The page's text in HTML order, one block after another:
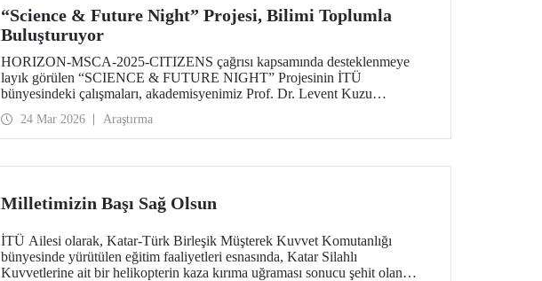
“Science & Future Night” Projesi, Bilimi Toplumla
Buluşturuyor
HORIZON-MSCA-2025-CITIZENS çağrısı kapsamında desteklenmeye
layık görülen “SCIENCE & FUTURE NIGHT” Projesinin İTÜ
bünyesindeki çalışmaları, akademisyenimiz Prof. Dr. Levent Kuzu
dijital dönüşüm gibi küresel öncelikli alanlarda üretilen bilimsel çıktıların
toplumun tüm katmanlarına ulaştırılmasını ve araştırma kültürünün şehir
24 Mar 2026 Araştırma
Milletimizin Başı Sağ Olsun
İTÜ Ailesi olarak, Katar-Türk Birleşik Müşterek Kuvvet Komutanlığı
bünyesinde yürütülen eğitim faaliyetleri esnasında, Katar Silahlı
Kuvvetlerine ait bir helikopterin kaza kırıma uğraması sonucu şehit olan